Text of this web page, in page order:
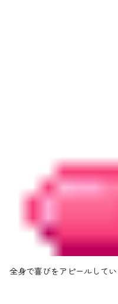
全身で喜びをアピールして